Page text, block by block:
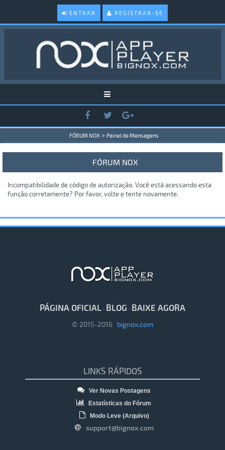
ENTRAR REGISTRAR-SE
FÓRUM NOX > Painel de Mensagens
FÓRUM NOX
Incompatibilidade de código de autorização. Você está acessando esta
função corretamente? Por favor, volte e tente novamente.
PÁGINA OFICIAL · BLOG · BAIXE AGORA
© 2015-2016 bignox.com
LINKS RÁPIDOS
Ver Novas Postagens
Estatísticas do Fórum
Modo Leve (Arquivo)
support@bignox.com